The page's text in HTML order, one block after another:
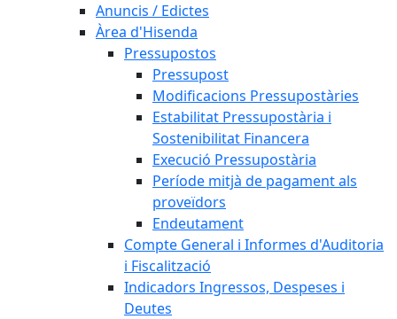
Anuncis / Edictes
Àrea d'Hisenda
Pressupostos
Pressupost
Modificacions Pressupostàries
Estabilitat Pressupostària i
Sostenibilitat Financera
Execució Pressupostària
Període mitjà de pagament als
proveïdors
Endeutament
Compte General i Informes d'Auditoria
i Fiscalització
Indicadors Ingressos, Despeses i
Deutes